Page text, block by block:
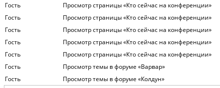
Гость
Просмотр страницы «Кто сейчас на конференции»
Гость
Просмотр страницы «Кто сейчас на конференции»
Гость
Просмотр страницы «Кто сейчас на конференции»
Гость
Просмотр страницы «Кто сейчас на конференции»
Гость
Просмотр страницы «Кто сейчас на конференции»
Гость
Просмотр темы в форуме «Варвар»
Гость
Просмотр темы в форуме «Колдун»